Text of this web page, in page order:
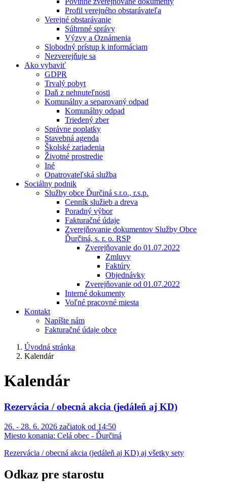
Profil verejného obstarávateľa
Verejné obstarávanie
Súhrnné správy
Výzvy a Oznámenia
Slobodný prístup k informáciam
Nezverejňuje sa
Ako vybaviť
GDPR
Trvalý pobyt
Daň z nehnuteľnosti
Komunálny a separovaný odpad
Komunálny odpad
Triedený zber
Správne poplatky
Stavebná agenda
Školské zariadenia
Životné prostredie
Iné
Opatrovateľská služba
Sociálny podnik
Služby obce Ďurčiná s.r.o., r.s.p.
Cenník služieb a dreva
Poradný výbor
Fakturačné údaje
Zverejňovanie dokumentov Služby Obce
Ďurčiná, s. r. o. RSP
Zverejňovanie do 01.07.2022
Zmluvy
Faktúry
Objednávky
Zverejňovanie od 01.07.2022
Interné dokumenty
Voľné pracovné miesta
Kontakt
Napíšte nám
Fakturačné údaje obce
Úvodná stránka
Kalendár
Kalendár
Rezervácia / obecná akcia (jedáleň aj KD)
26. - 28. 6. 2026 začiatok od 14:50
Miesto konania: Celá obec - Ďurčiná
Rezervácia / obecná akcia (jedáleň aj KD) aj všetky sety
Odkaz pre starostu